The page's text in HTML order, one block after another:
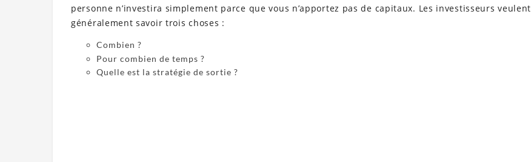
personne n’investira simplement parce que vous n’apportez pas de capitaux. Les investisseurs veulent
généralement savoir trois choses :
Combien ?
Pour combien de temps ?
Quelle est la stratégie de sortie ?